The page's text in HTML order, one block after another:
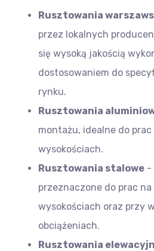
Rusztowania
przez lokalnych
się wysoką jakością
dostosowaniem do
rynku.
Rusztowania
montażu, idealne do
wysokościach.
Rusztowania stalowe -
przeznaczone do prac
wysokościach oraz przy
obciążeniach.
Rusztowania